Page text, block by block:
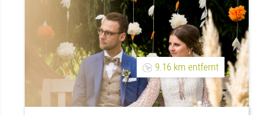
9.16 km entfernt